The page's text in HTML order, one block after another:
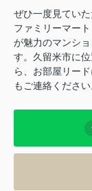
ぜひ一度見てい
ファミリーマー
が魅力のマンシ
す。久留米市に
ら、お部屋リー
もご連絡ください